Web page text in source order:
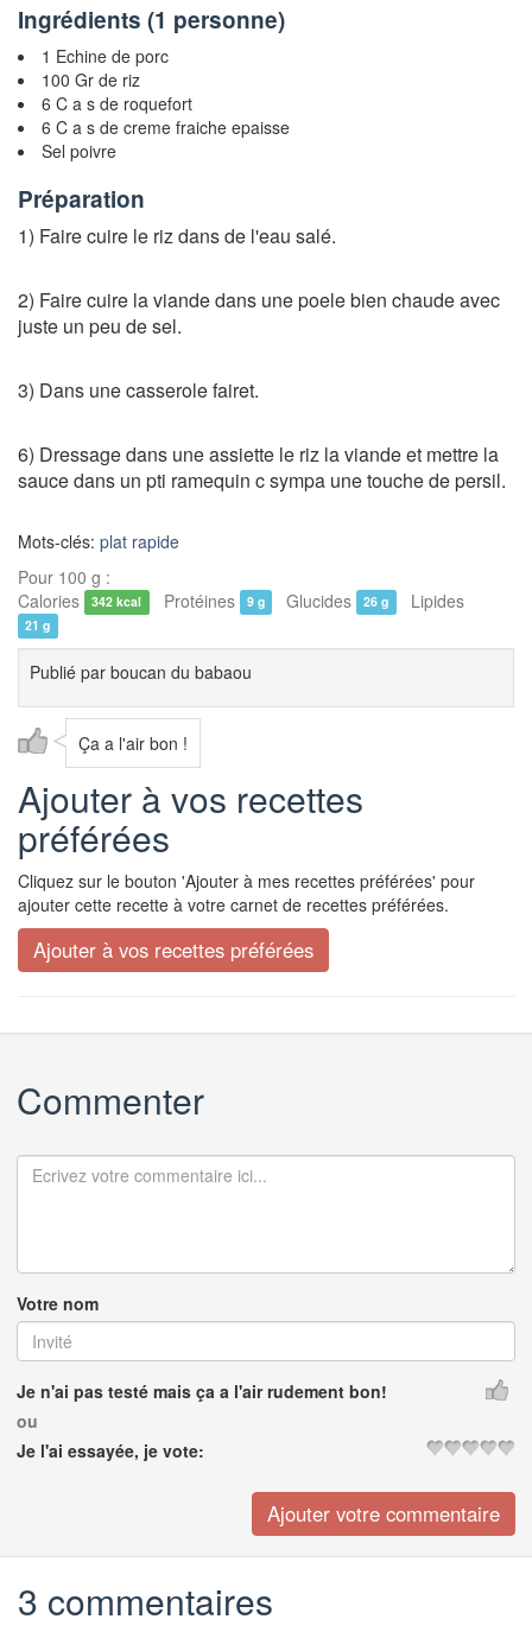
Ingrédients (1 personne)
1 Echine de porc
100 Gr de riz
6 C a s de roquefort
6 C a s de creme fraiche epaisse
Sel poivre
Préparation
1) Faire cuire le riz dans de l'eau salé.
2) Faire cuire la viande dans une poele bien chaude avec
juste un peu de sel.
3) Dans une casserole fairet.
6) Dressage dans une assiette le riz la viande et mettre la
sauce dans un pti ramequin c sympa une touche de persil.
Mots-clés: plat rapide
Pour 100 g :
Calories
342 kcal Protéines 9 g Glucides 26 g Lipides
21 g
Publié par boucan du babaou
Ça a l'air bon !
Ajouter à vos recettes
préférées
Cliquez sur le bouton 'Ajouter à mes recettes préférées' pour
ajouter cette recette à votre carnet de recettes préférées.
Commenter
Votre nom
Je n'ai pas testé mais ça a l'air rudement bon!
ou
Je l'ai essayée, je vote:
3 commentaires